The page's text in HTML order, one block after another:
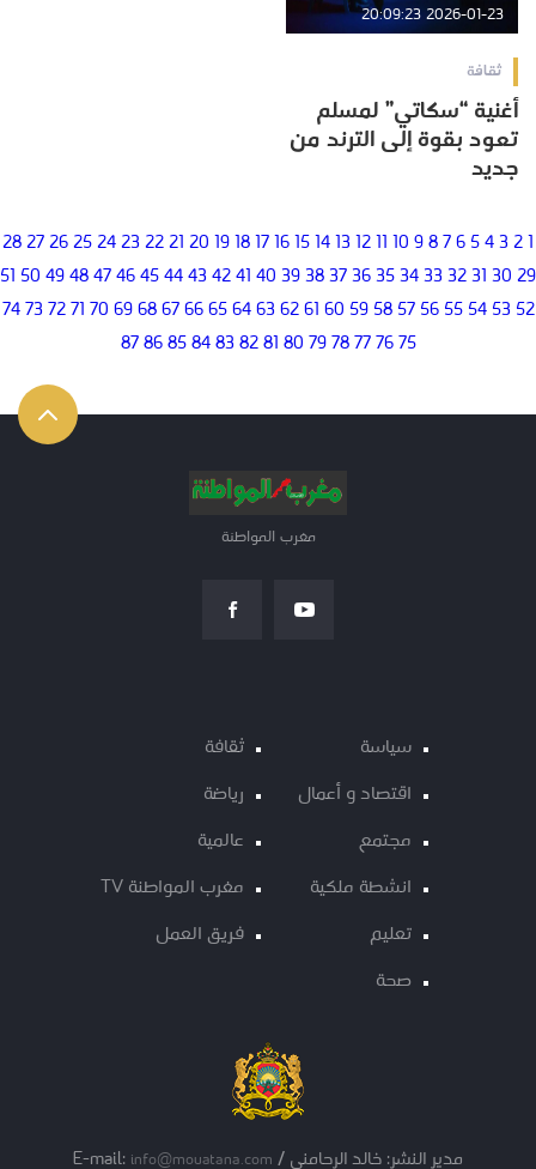
2026-01-23 20:09:23
ثقافة
أغنية “سكاتي” لمسلم
تعود بقوة إلى الترند من
جديد
1
2
3
4
5
6
7
8
9
10
11
12
13
14
15
16
17
18
19
20
21
22
23
24
25
26
27
28
29
30
31
32
33
34
35
36
37
38
39
40
41
42
43
44
45
46
47
48
49
50
51
52
53
54
55
56
57
58
59
60
61
62
63
64
65
66
67
68
69
70
71
72
73
74
75
76
77
78
79
80
81
82
83
84
85
86
87
مغرب المواطنة
سياسة
اقتصاد و أعمال
مجتمع
انشطة ملكية
تعليم
صحة
ثقافة
رياضة
عالمية
مغرب المواطنة TV
فريق العمل
مدير النشر: خالد الرحامني / E-mail: info@mouatana.com